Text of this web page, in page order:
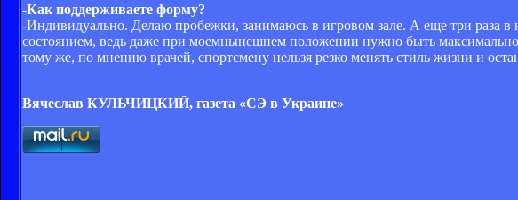
-Как поддерживаете форму?
-Индивидуально. Делаю пробежки, занимаюсь в игровом зале. А еще три раза
состоянием, ведь даже при моемнынешнем положении нужно быть
тому же, по мнению врачей, спортсмену нельзя резко менять стиль жизни и
Вячеслав КУЛЬЧИЦКИЙ, газета «СЭ в Украине»